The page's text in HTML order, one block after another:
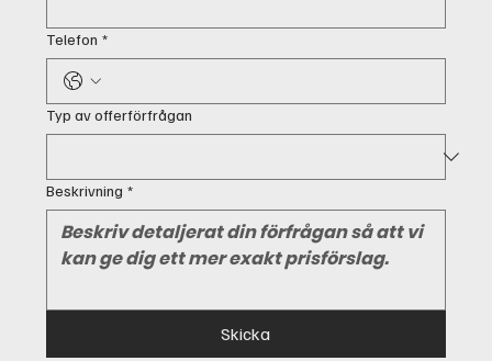
Telefon *
Typ av offerförfrågan
Beskrivning *
Skicka